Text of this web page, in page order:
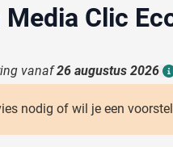
Toon submenu voor
Toon submenu voor
Toon submenu voor
Toon submenu voor
Clic
vanaf26 augustus 2026
nodig of wil je een